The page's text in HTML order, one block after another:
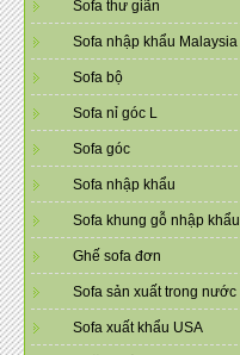
Sofa thư giãn
Sofa nhập khẩu Malaysia
Sofa bộ
Sofa nỉ góc L
Sofa góc
Sofa nhập khẩu
Sofa khung gỗ nhập khẩu
Ghế sofa đơn
Sofa sản xuất trong nước
Sofa xuất khẩu USA